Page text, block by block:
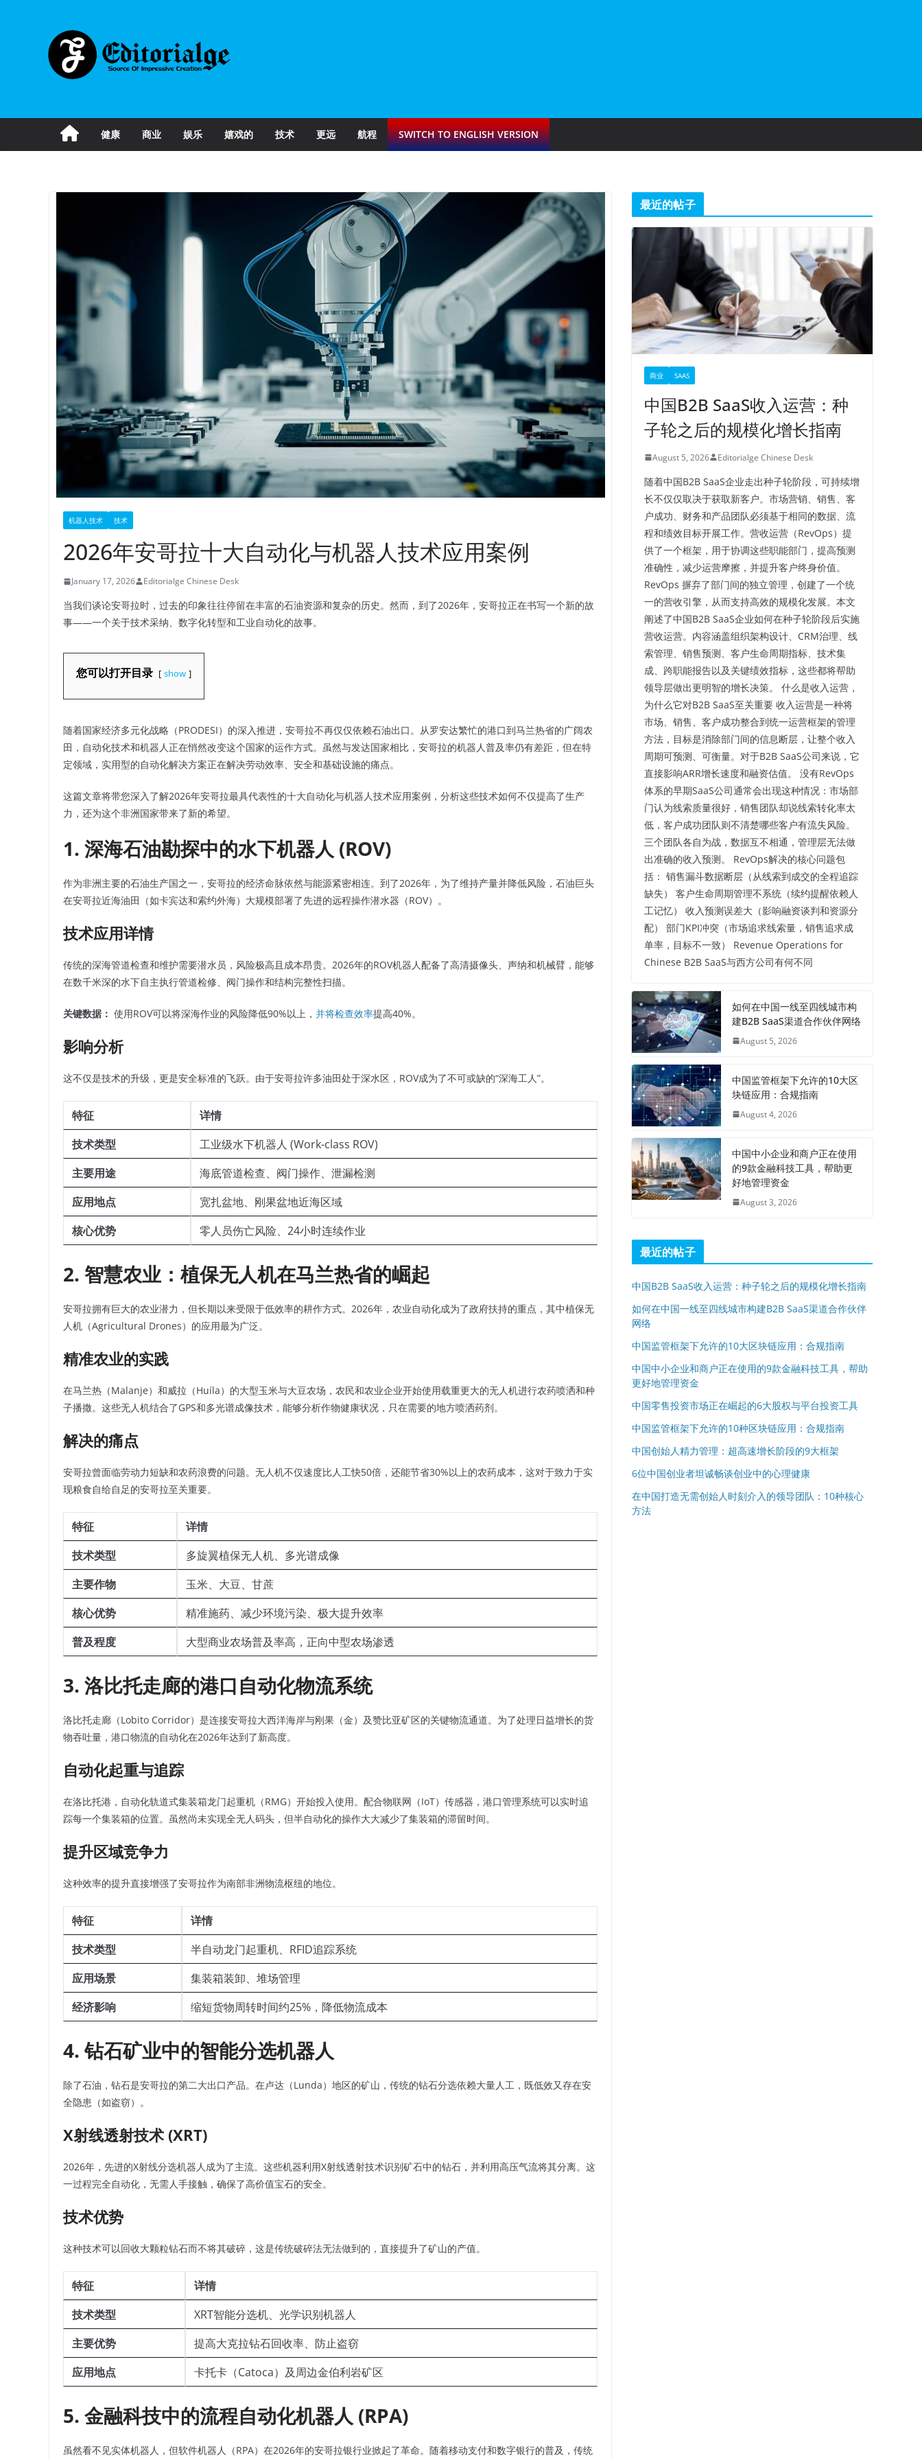
健康 商业 娱乐 嬉戏的 技术 更远 航程 SWITCH TO ENGLISH VERSION
机器人技术 技术
2026年安哥拉十大自动化与机器人技术应用案例
January 17, 2026 Editorialge Chinese Desk
当我们谈论安哥拉时，过去的印象往往停留在丰富的石油资源和复杂的历史。然而，到了2026年，安哥拉正在书写一个新的故
事——一个关于技术采纳、数字化转型和工业自动化的故事。
您可以打开目录 show
随着国家经济多元化战略（PRODESI）的深入推进，安哥拉不再仅仅依赖石油出口。从罗安达繁忙的港口到马兰热省的广阔农
田，自动化技术和机器人正在悄然改变这个国家的运作方式。虽然与发达国家相比，安哥拉的机器人普及率仍有差距，但在特
定领域，实用型的自动化解决方案正在解决劳动效率、安全和基础设施的痛点。
这篇文章将带您深入了解2026年安哥拉最具代表性的十大自动化与机器人技术应用案例，分析这些技术如何不仅提高了生产
力，还为这个非洲国家带来了新的希望。
1. 深海石油勘探中的水下机器人 (ROV)
作为非洲主要的石油生产国之一，安哥拉的经济命脉依然与能源紧密相连。到了2026年，为了维持产量并降低风险，石油巨头
在安哥拉近海油田（如卡宾达和索约外海）大规模部署了先进的远程操作潜水器（ROV）。
技术应用详情
传统的深海管道检查和维护需要潜水员，风险极高且成本昂贵。2026年的ROV机器人配备了高清摄像头、声纳和机械臂，能够
在数千米深的水下自主执行管道检修、阀门操作和结构完整性扫描。
关键数据： 使用ROV可以将深海作业的风险降低90%以上， 并将检查效率提高40%。
影响分析
这不仅是技术的升级，更是安全标准的飞跃。由于安哥拉许多油田处于深水区，ROV成为了不可或缺的“深海工人”。
特征
详情
技术类型
工业级水下机器人 (Work-class ROV)
主要用途
海底管道检查、阀门操作、泄漏检测
应用地点
宽扎盆地、刚果盆地近海区域
核心优势
零人员伤亡风险、24小时连续作业
2. 智慧农业：植保无人机在马兰热省的崛起
安哥拉拥有巨大的农业潜力，但长期以来受限于低效率的耕作方式。2026年，农业自动化成为了政府扶持的重点，其中植保无
人机（Agricultural Drones）的应用最为广泛。
精准农业的实践
在马兰热（Malanje）和威拉（Huíla）的大型玉米与大豆农场，农民和农业企业开始使用载重更大的无人机进行农药喷洒和种
子播撒。这些无人机结合了GPS和多光谱成像技术，能够分析作物健康状况，只在需要的地方喷洒药剂。
解决的痛点
安哥拉曾面临劳动力短缺和农药浪费的问题。无人机不仅速度比人工快50倍，还能节省30%以上的农药成本，这对于致力于实
现粮食自给自足的安哥拉至关重要。
特征
详情
技术类型
多旋翼植保无人机、多光谱成像
主要作物
玉米、大豆、甘蔗
核心优势
精准施药、减少环境污染、极大提升效率
普及程度
大型商业农场普及率高，正向中型农场渗透
3. 洛比托走廊的港口自动化物流系统
洛比托走廊（Lobito Corridor）是连接安哥拉大西洋海岸与刚果（金）及赞比亚矿区的关键物流通道。为了处理日益增长的货
物吞吐量，港口物流的自动化在2026年达到了新高度。
自动化起重与追踪
在洛比托港，自动化轨道式集装箱龙门起重机（RMG）开始投入使用。配合物联网（IoT）传感器，港口管理系统可以实时追
踪每一个集装箱的位置。虽然尚未实现全无人码头，但半自动化的操作大大减少了集装箱的滞留时间。
提升区域竞争力
这种效率的提升直接增强了安哥拉作为南部非洲物流枢纽的地位。
特征
详情
技术类型
半自动龙门起重机、RFID追踪系统
应用场景
集装箱装卸、堆场管理
经济影响
缩短货物周转时间约25%，降低物流成本
4. 钻石矿业中的智能分选机器人
除了石油，钻石是安哥拉的第二大出口产品。在卢达（Lunda）地区的矿山，传统的钻石分选依赖大量人工，既低效又存在安
全隐患（如盗窃）。
X射线透射技术 (XRT)
2026年，先进的X射线分选机器人成为了主流。这些机器利用X射线透射技术识别矿石中的钻石，并利用高压气流将其分离。这
一过程完全自动化，无需人手接触，确保了高价值宝石的安全。
技术优势
这种技术可以回收大颗粒钻石而不将其破碎，这是传统破碎法无法做到的，直接提升了矿山的产值。
特征
详情
技术类型
XRT智能分选机、光学识别机器人
主要优势
提高大克拉钻石回收率、防止盗窃
应用地点
卡托卡（Catoca）及周边金伯利岩矿区
5. 金融科技中的流程自动化机器人 (RPA)
虽然看不见实体机器人，但软件机器人（RPA）在2026年的安哥拉银行业掀起了革命。随着移动支付和数字银行的普及，传统
最近的帖子
商业 SAAS
中国B2B SaaS收入运营：种
子轮之后的规模化增长指南
August 5, 2026 Editorialge Chinese Desk
随着中国B2B SaaS企业走出种子轮阶段，可持续增
长不仅仅取决于获取新客户。市场营销、销售、客
户成功、财务和产品团队必须基于相同的数据、流
程和绩效目标开展工作。营收运营（RevOps）提
供了一个框架，用于协调这些职能部门，提高预测
准确性，减少运营摩擦，并提升客户终身价值。
RevOps 摒弃了部门间的独立管理，创建了一个统
一的营收引擎，从而支持高效的规模化发展。本文
阐述了中国B2B SaaS企业如何在种子轮阶段后实施
营收运营。内容涵盖组织架构设计、CRM治理、线
索管理、销售预测、客户生命周期指标、技术集
成、跨职能报告以及关键绩效指标，这些都将帮助
领导层做出更明智的增长决策。 什么是收入运营，
为什么它对B2B SaaS至关重要 收入运营是一种将
市场、销售、客户成功整合到统一运营框架的管理
方法，目标是消除部门间的信息断层，让整个收入
周期可预测、可衡量。对于B2B SaaS公司来说，它
直接影响ARR增长速度和融资估值。 没有RevOps
体系的早期SaaS公司通常会出现这种情况：市场部
门认为线索质量很好，销售团队却说线索转化率太
低，客户成功团队则不清楚哪些客户有流失风险。
三个团队各自为战，数据互不相通，管理层无法做
出准确的收入预测。 RevOps解决的核心问题包
括： 销售漏斗数据断层（从线索到成交的全程追踪
缺失） 客户生命周期管理不系统（续约提醒依赖人
工记忆） 收入预测误差大（影响融资谈判和资源分
配） 部门KPI冲突（市场追求线索量，销售追求成
单率，目标不一致） Revenue Operations for
Chinese B2B SaaS与西方公司有何不同
如何在中国一线至四线城市构
建B2B SaaS渠道合作伙伴网络
August 5, 2026
中国监管框架下允许的10大区
块链应用：合规指南
August 4, 2026
中国中小企业和商户正在使用
的9款金融科技工具，帮助更
好地管理资金
August 3, 2026
最近的帖子
中国B2B SaaS收入运营：种子轮之后的规模化增长指南
如何在中国一线至四线城市构建B2B SaaS渠道合作伙伴
网络
中国监管框架下允许的10大区块链应用：合规指南
中国中小企业和商户正在使用的9款金融科技工具，帮助
更好地管理资金
中国零售投资市场正在崛起的6大股权与平台投资工具
中国监管框架下允许的10种区块链应用：合规指南
中国创始人精力管理：超高速增长阶段的9大框架
6位中国创业者坦诚畅谈创业中的心理健康
在中国打造无需创始人时刻介入的领导团队：10种核心
方法